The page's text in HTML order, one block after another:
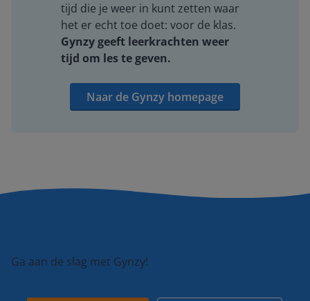
tijd die je weer in kunt zetten waar
het er echt toe doet: voor de klas.
Gynzy geeft leerkrachten weer
tijd om les te geven.
Naar de Gynzy homepage
Ga aan de slag met Gynzy!